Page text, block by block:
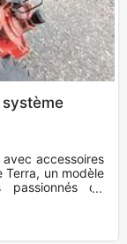
accessoires
Terra, un modèle
de